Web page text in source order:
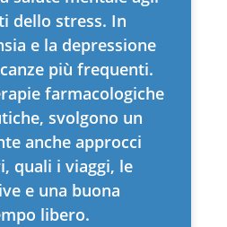
dello stress. In
e la depressione
più frequenti.
farmacologiche
svolgono un
anche approcci
quali i viaggi, le
e una buona
libero.